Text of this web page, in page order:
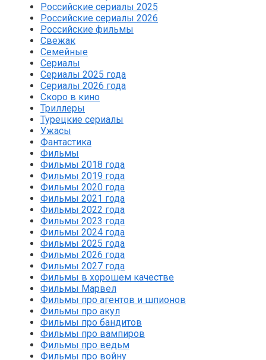
Российские сериалы 2025
Российские сериалы 2026
Российские фильмы
Свежак
Семейные
Сериалы
Сериалы 2025 года
Сериалы 2026 года
Скоро в кино
Триллеры
Турецкие сериалы
Ужасы
Фантастика
Фильмы
Фильмы 2018 года
Фильмы 2019 года
Фильмы 2020 года
Фильмы 2021 года
Фильмы 2022 года
Фильмы 2023 года
Фильмы 2024 года
Фильмы 2025 года
Фильмы 2026 года
Фильмы 2027 года
Фильмы в хорошем качестве
Фильмы Марвел
Фильмы про агентов и шпионов
Фильмы про акул
Фильмы про бандитов
Фильмы про вампиров
Фильмы про ведьм
Фильмы про войну